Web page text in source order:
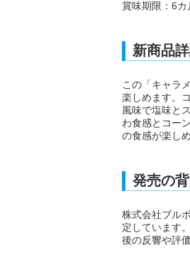
賞味期限：6カ
新商品
この「キャラ
楽しめます。
風味で塩味と
わ食感とコー
の食感が楽し
発売の
株式会社ブル
定しています
後の反響や評